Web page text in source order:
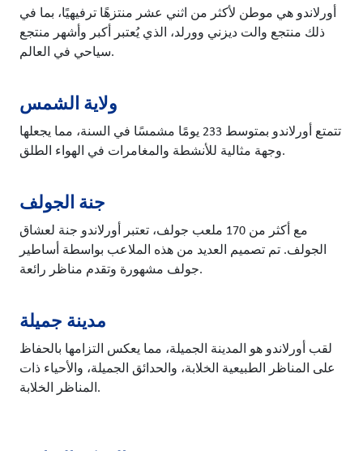
أورلاندو هي موطن لأكثر من اثني عشر منتزهًا ترفيهيًا، بما في
ذلك منتجع والت ديزني وورلد، الذي يُعتبر أكبر وأشهر منتجع
سياحي في العالم.
ولاية الشمس
تتمتع أورلاندو بمتوسط 233 يومًا مشمسًا في السنة، مما يجعلها
وجهة مثالية للأنشطة والمغامرات في الهواء الطلق.
جنة الجولف
مع أكثر من 170 ملعب جولف، تعتبر أورلاندو جنة لعشاق
الجولف. تم تصميم العديد من هذه الملاعب بواسطة أساطير
جولف مشهورة وتقدم مناظر رائعة.
مدينة جميلة
لقب أورلاندو هو المدينة الجميلة، مما يعكس التزامها بالحفاظ
على المناظر الطبيعية الخلابة، والحدائق الجميلة، والأحياء ذات
المناظر الخلابة.